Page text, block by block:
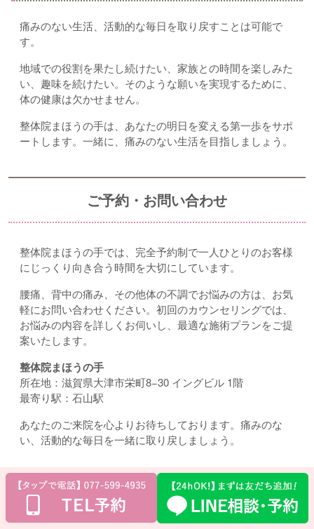
痛みのない生活、活動的な毎日を取り戻すことは可能で
す。
地域での役割を果たし続けたい、家族との時間を楽しみた
い、趣味を続けたい。そのような願いを実現するために、
体の健康は欠かせません。
整体院まほうの手は、あなたの明日を変える第一歩をサポ
ートします。一緒に、痛みのない生活を目指しましょう。
ご予約・お問い合わせ
整体院まほうの手では、完全予約制で一人ひとりのお客様
にじっくり向き合う時間を大切にしています。
腰痛、背中の痛み、その他体の不調でお悩みの方は、お気
軽にお問い合わせください。初回のカウンセリングでは、
お悩みの内容を詳しくお伺いし、最適な施術プランをご提
案いたします。
整体院まほうの手
所在地：滋賀県大津市栄町8−30 イングビル 1階
最寄り駅：石山駅
あなたのご来院を心よりお待ちしております。痛みのな
い、活動的な毎日を一緒に取り戻しましょう。
≪ 前の記事へ 次の記事へ ≫